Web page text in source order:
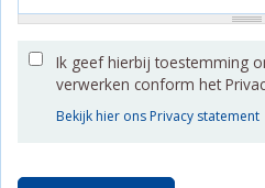
Ik geef hierbij toestemming
verwerken conform het
Bekijk hier ons Privacy statement